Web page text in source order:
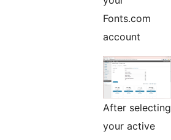
Fonts.com
account
After selecting
your active